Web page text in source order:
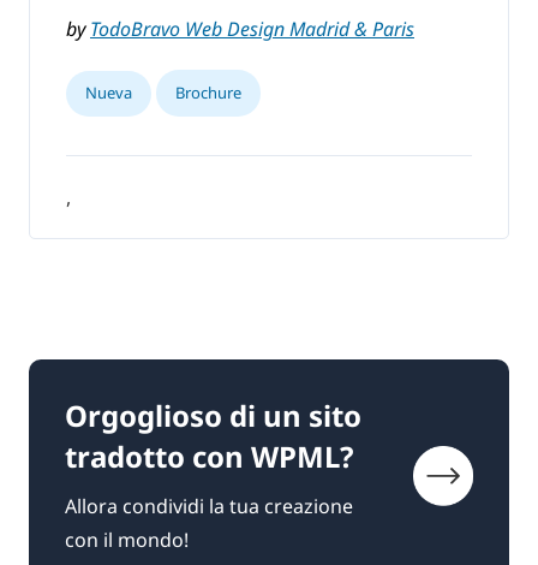
byTodoBravo Web Design Madrid & Paris
Nueva Brochure
,
Orgoglioso di un sito
tradotto con WPML?
Allora condividi la tua creazione
con il mondo!